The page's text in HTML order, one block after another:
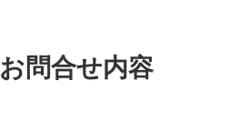
お問合せ内容